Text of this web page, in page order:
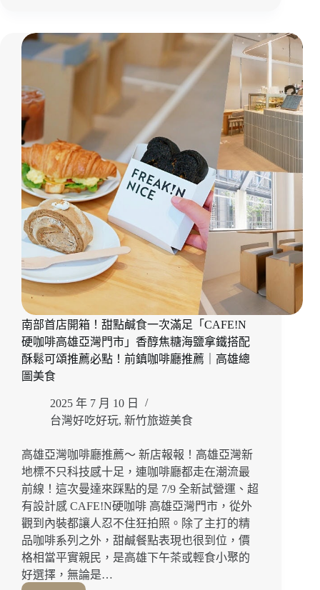
｜
旗
山
料
燒、
熱
炒、
鍋
物
一
次
滿
足
「這
間
串
燒
This
Skewers」
40-
75
道
品
項
選
超
澎
湃，
包
廂
KTV
唱
起
南部首店開箱！甜點鹹食一次滿足「CAFE!N
硬咖啡高雄亞灣門市」香醇焦糖海鹽拿鐵搭配
酥鬆可頌推薦必點！前鎮咖啡廳推薦｜高雄總
圖美食
2025 年 7 月 10 日
台灣好吃好玩, 新竹旅遊美食
高雄亞灣咖啡廳推薦～ 新店報報！高雄亞灣新
地標不只科技感十足，連咖啡廳都走在潮流最
前線！這次曼達來踩點的是 7/9 全新試營運、超
有設計感 CAFE!N硬咖啡 高雄亞灣門市，從外
觀到內裝都讓人忍不住狂拍照。除了主打的精
品咖啡系列之外，甜鹹餐點表現也很到位，價
格相當平實親民，是高雄下午茶或輕食小聚的
好選擇，無論是…